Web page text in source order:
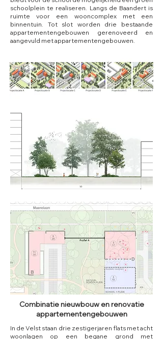
schoolplein te realiseren. Langs de Baandert is
ruimte voor een wooncomplex met een
binnentuin. Tot slot worden drie bestaande
appartementengebouwen gerenoveerd en
aangevuld met appartementengebouwen.
Combinatie nieuwbouw en renovatie
appartementengebouwen
In de Velst staan drie zestigerjaren flats met acht
woonlagen op een begane grond met